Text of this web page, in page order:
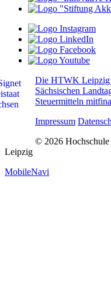
Die HTWK Leipzig
Sächsischen
Steuermitteln
Impressum
© 2026
Leipzig
MobileNavi